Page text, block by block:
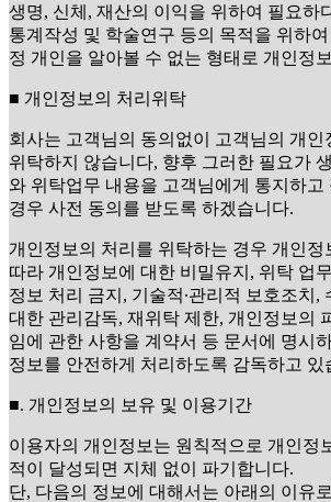
생명, 신체, 재산의 이익을 위하여 필요하
통계작성 및 학술연구 등의 목적을 위하
정 개인을 알아볼 수 없는 형태로 개인정
■ 개인정보의 처리위탁
회사는 고객님의 동의없이 고객님의 개인
위탁하지 않습니다, 향후 그러한 필요가
와 위탁업무 내용을 고객님에게 통지하고
경우 사전 동의를 받도록 하겠습니다.
개인정보의 처리를 위탁하는 경우 개인정
따라 개인정보에 대한 비밀유지, 위탁 업
정보 처리 금지, 기술적∙관리적 보호조치,
대한 관리감독, 재위탁 제한, 개인정보의
임에 관한 사항을 계약서 등 문서에 명시
정보를 안전하게 처리하도록 감독하고 있
■. 개인정보의 보유 및 이용기간
이용자의 개인정보는 원칙적으로 개인정
적이 달성되면 지체 없이 파기합니다.
단, 다음의 정보에 대해서는 아래의 이유